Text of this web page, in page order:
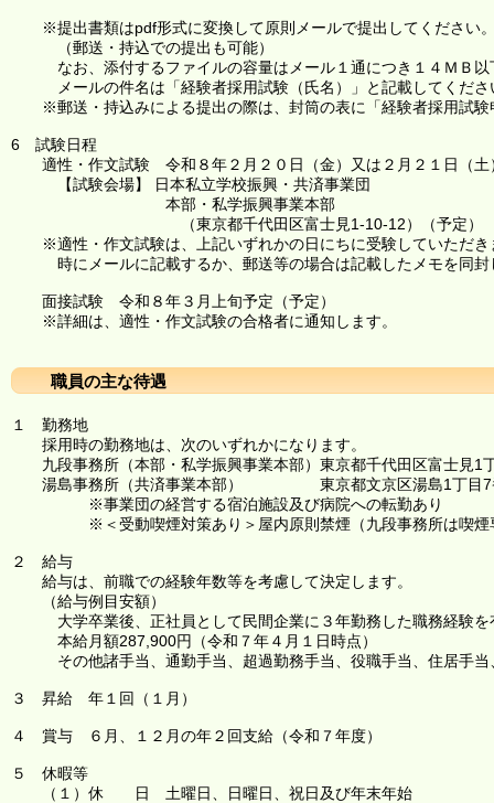
※提出書類はpdf形式に変換して原則メールで提出してください
（郵送・持込での提出も可能）
なお、添付するファイルの容量はメール１通につき１４ＭＢ以
メールの件名は「経験者採用試験（氏名）」と記載してくださ
※郵送・持込みによる提出の際は、封筒の表に「経験者採用試験
6 試験日程
適性・作文試験 令和８年２月２０日（金）又は２月２１
【試験会場】 日本私立学校振興・共済事業団
本部・私学振興事業本部
（東京都千代田区富士見1-10-12）（予定）
※適性・作文試験は、上記いずれかの日にちに受験していただき
時にメールに記載するか、郵送等の場合は記載したメモを同封
面接試験 令和８年３月上旬予定（予定）
※詳細は、適性・作文試験の合格者に通知します。
職員の主な待遇
１ 勤務地
採用時の勤務地は、次のいずれかになります。
九段事務所（本部・私学振興事業本部）東京都千代田区富士見1
湯島事務所（共済事業本部） 東京都文京区湯島1丁目7
※事業団の経営する宿泊施設及び病院への転勤あり
※＜受動喫煙対策あり＞屋内原則禁煙（九段事務所は喫煙
２ 給与
給与は、前職での経験年数等を考慮して決定します。
（給与例目安額）
大学卒業後、正社員として民間企業に３年勤務した職務経験を
本給月額287,900円（令和７年４月１日時点）
その他諸手当、通勤手当、超過勤務手当、役職手当、住居手当
３ 昇給 年１回（１月）
４ 賞与 ６月、１２月の年２回支給（令和７年度）
５ 休暇等
（１）休 日 土曜日、日曜日、祝日及び年末年始